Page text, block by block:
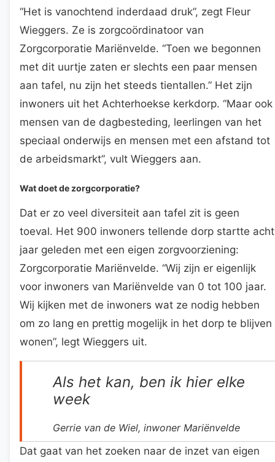
“Het is vanochtend inderdaad druk”, zegt Fleur
Wieggers. Ze is zorgcoördinatoor van
Zorgcorporatie Mariënvelde. “Toen we begonnen
met dit uurtje zaten er slechts een paar mensen
aan tafel, nu zijn het steeds tientallen.” Het zijn
inwoners uit het Achterhoekse kerkdorp. “Maar ook
mensen van de dagbesteding, leerlingen van het
speciaal onderwijs en mensen met een afstand tot
de arbeidsmarkt”, vult Wieggers aan.
Wat doet de zorgcorporatie?
Dat er zo veel diversiteit aan tafel zit is geen
toeval. Het 900 inwoners tellende dorp startte acht
jaar geleden met een eigen zorgvoorziening:
Zorgcorporatie Mariënvelde. “Wij zijn er eigenlijk
voor inwoners van Mariënvelde van 0 tot 100 jaar.
Wij kijken met de inwoners wat ze nodig hebben
om zo lang en prettig mogelijk in het dorp te blijven
wonen”, legt Wieggers uit.
Als het kan, ben ik hier elke
week
Gerrie van de Wiel, inwoner Mariënvelde
Dat gaat van het zoeken naar de inzet van eigen